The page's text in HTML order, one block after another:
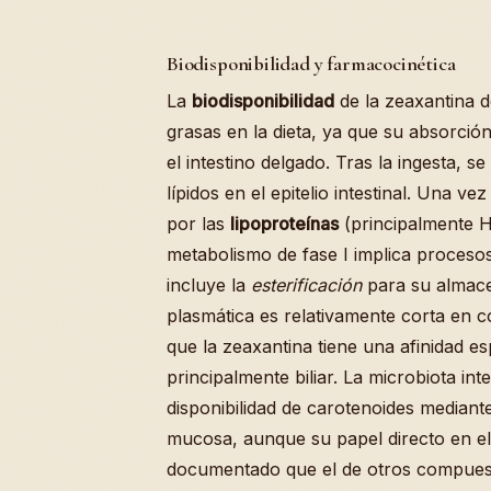
Biodisponibilidad y farmacocinética
La biodisponibilidad de la zeaxantina
grasas en la dieta, ya que su
el intestino delgado. Tras la ingesta,
lípidos en el epitelio intestinal. Una
por las lipoproteínas(principalmente
metabolismo de fase I implica
incluye la esterificaciónpara su
plasmática es relativamente corta en
que la zeaxantina tiene una afinidad
principalmente biliar. La microbiota
disponibilidad de carotenoides
mucosa, aunque su papel directo en
documentado que el de otros